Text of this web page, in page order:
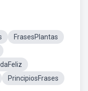
FrasesPlantas
PrincipiosFrases